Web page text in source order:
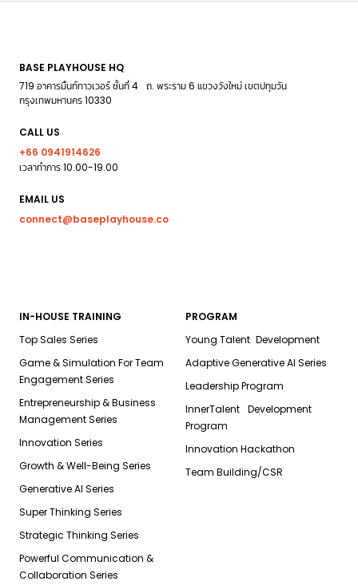
BASE PLAYHOUSE HQ
719 อาคารมิ้นท์ทาวเวอร์ ชั้นที่ 4 ถ. พระราม 6 แขวงวังใหม่ เขตปทุมวัน
กรุงเทพมหานคร 10330
CALL US
+66 0941914626
เวลาทำการ 10.00-19.00
EMAIL US
connect@baseplayhouse.co
IN-HOUSE TRAINING
Top Sales Series
Game & Simulation For Team
Engagement Series
Entrepreneurship & Business
Management Series
Innovation Series
Growth & Well-Being Series
Generative AI Series
Super Thinking Series
Strategic Thinking Series
Powerful Communication &
Collaboration Series
PROGRAM
Young Talent Development
Adaptive Generative AI Series
Leadership Program
InnerTalent Development
Program
Innovation Hackathon
Team Building/CSR